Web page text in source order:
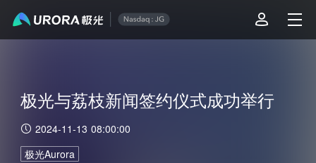
极光与荔枝新闻签约仪式成功举行
2024-11-13 08:00:00
极光Aurora